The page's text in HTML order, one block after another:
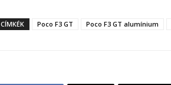
CÍMKÉK Poco F3 GT Poco F3 GT alumínium